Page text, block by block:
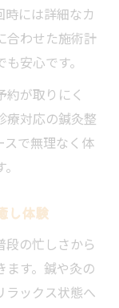
の変化とは
ティンの提
通いの工夫
には詳細なカ
合わせた施術計
安心です。
約が取りにく
療対応の鍼灸整
スで無理なく体
し体験
の忙しさから
ます。鍼や灸の
ラックス状態へ